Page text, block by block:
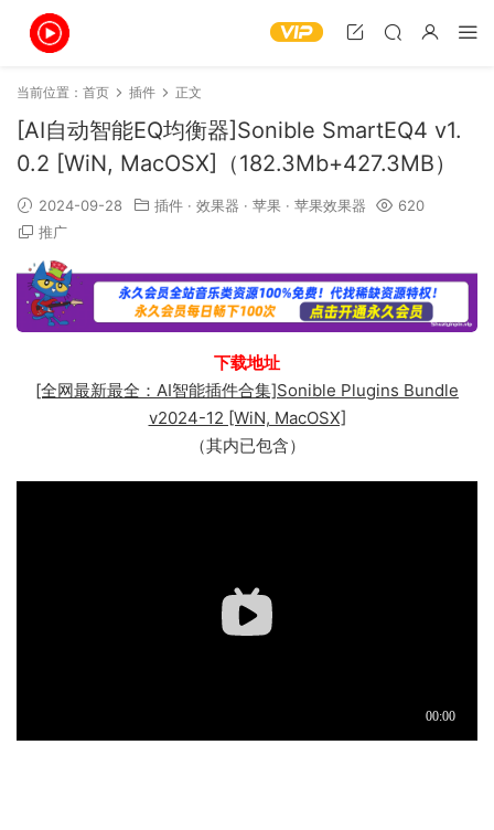
当前位置： 首页 插件 正文
[AI自动智能EQ均衡器]Sonible SmartEQ4 v1.
0.2 [WiN, MacOSX]（182.3Mb+427.3MB）
2024-09-28 插件 · 效果器 · 苹果 · 苹果效果器
620
推广
下载地址
[全网最新最全：AI智能插件合集]Sonible Plugins Bundle
v2024-12 [WiN, MacOSX]
（其内已包含）